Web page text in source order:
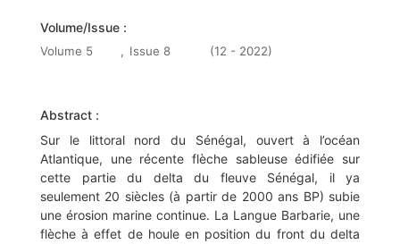
Volume/Issue :
Volume 5 , Issue 8 (12 - 2022)
Abstract :
Sur le littoral nord du Sénégal, ouvert à l’océan
Atlantique, une récente flèche sableuse édifiée sur
cette partie du delta du fleuve Sénégal, il ya
seulement 20 siècles (à partir de 2000 ans BP) subie
une érosion marine continue. La Langue Barbarie, une
flèche à effet de houle en position du front du delta